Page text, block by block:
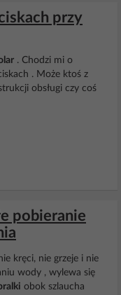
przy
. Chodzi mi o
. Może ktoś z
obsługi czy coś
pobieranie
kręci, nie grzeje i nie
wody , wylewa się
obok szlaucha